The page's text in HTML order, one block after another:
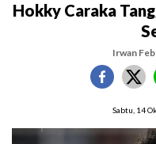
Hokky Caraka
Irwan
Sabtu, 14